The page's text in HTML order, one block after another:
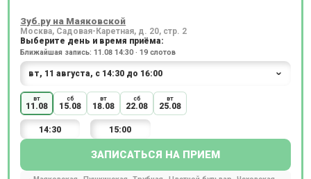
Зуб.ру на Маяковской
Москва, Садовая-Каретная, д. 20, стр. 2
Выберите день и время приёма:
Ближайшая запись: 11.08 14:30 · 19 слотов
вт
11.08
сб
15.08
вт
18.08
сб
22.08
вт
25.08
14:30 15:00
ЗАПИСАТЬСЯ НА ПРИЕМ